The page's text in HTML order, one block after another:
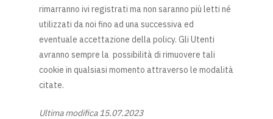
rimarranno ivi registrati ma non saranno più letti né
utilizzati da noi fino ad una successiva ed
eventuale accettazione della policy. Gli Utenti
avranno sempre la possibilità di rimuovere tali
cookie in qualsiasi momento attraverso le modalità
citate.
Ultima modifica 15.07.2023